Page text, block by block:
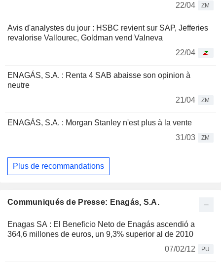
22/04
ZM
Avis d'analystes du jour : HSBC revient sur SAP, Jefferies
revalorise Vallourec, Goldman vend Valneva
22/04
ENAGÁS, S.A. : Renta 4 SAB abaisse son opinion à
neutre
21/04
ZM
ENAGÁS, S.A. : Morgan Stanley n'est plus à la vente
31/03
ZM
Plus de recommandations
Communiqués de Presse: Enagás, S.A.
Enagas SA : El Beneficio Neto de Enagás ascendió a
364,6 millones de euros, un 9,3% superior al de 2010
07/02/12
PU